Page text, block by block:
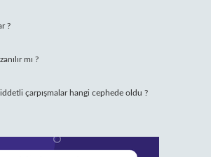
?
mı ?
çarpışmalar hangi cephede oldu ?